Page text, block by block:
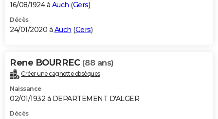
16/08/1924 à Auch (Gers)
Décès
24/01/2020 à Auch (Gers)
Rene BOURREC (88 ans)
Créer une cagnotte obsèques
Naissance
02/01/1932 à DEPARTEMENT D'ALGER
Décès